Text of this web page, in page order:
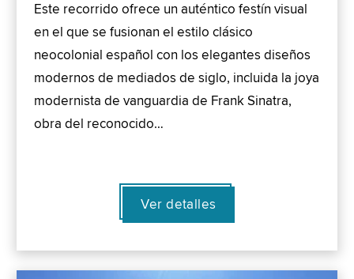
Este recorrido ofrece un auténtico festín visual
en el que se fusionan el estilo clásico
neocolonial español con los elegantes diseños
modernos de mediados de siglo, incluida la joya
modernista de vanguardia de Frank Sinatra,
obra del reconocido…
Ver detalles